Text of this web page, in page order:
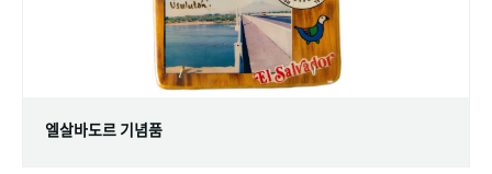
엘살바도르 기념품